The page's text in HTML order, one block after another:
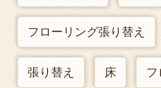
フローリング張り替え
張り替え 床